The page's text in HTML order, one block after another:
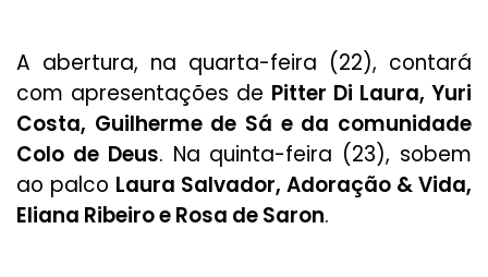
A abertura, na quarta-feira (22), contará
com apresentações de Pitter Di Laura, Yuri
Costa, Guilherme de Sá e da comunidade
Colo de Deus. Na quinta-feira (23), sobem
ao palco Laura Salvador, Adoração & Vida,
Eliana Ribeiro e Rosa de Saron.